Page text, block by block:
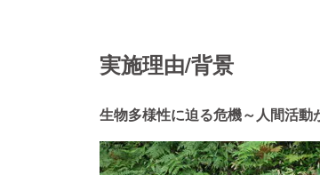
実施理由/背景
生物多様性に迫る危機～人間活動